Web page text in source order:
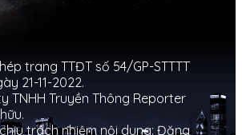
trang TTĐT số 54/GP-STTTT
21-11-2022.
TNHH Truyền Thông Reporter
trách nhiệm nội dung: Đặng